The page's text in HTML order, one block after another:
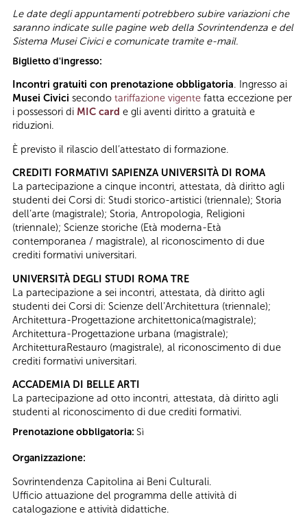
Le date degli appuntamenti potrebbero subire variazioni che
saranno indicate sulle pagine web della Sovrintendenza e del
Sistema Musei Civici e comunicate tramite e-mail.
Biglietto d'ingresso:
Incontri gratuiti con prenotazione obbligatoria. Ingresso ai
Musei Civici secondo tariffazione vigente fatta eccezione per
i possessori di MIC card e gli aventi diritto a gratuità e
riduzioni.
È previsto il rilascio dell’attestato di formazione.
CREDITI FORMATIVI SAPIENZA UNIVERSITÀ DI ROMA
La partecipazione a cinque incontri, attestata, dà diritto agli
studenti dei Corsi di: Studi storico-artistici (triennale); Storia
dell’arte (magistrale); Storia, Antropologia, Religioni
(triennale); Scienze storiche (Età moderna-Età
contemporanea / magistrale), al riconoscimento di due
crediti formativi universitari.
UNIVERSITÀ DEGLI STUDI ROMA TRE
La partecipazione a sei incontri, attestata, dà diritto agli
studenti dei Corsi di: Scienze dell’Architettura (triennale);
Architettura-Progettazione architettonica(magistrale);
Architettura-Progettazione urbana (magistrale);
ArchitetturaRestauro (magistrale), al riconoscimento di due
crediti formativi universitari.
ACCADEMIA DI BELLE ARTI
La partecipazione ad otto incontri, attestata, dà diritto agli
studenti al riconoscimento di due crediti formativi.
Prenotazione obbligatoria: Sì
Organizzazione:
Sovrintendenza Capitolina ai Beni Culturali.
Ufficio attuazione del programma delle attività di
catalogazione e attività didattiche.